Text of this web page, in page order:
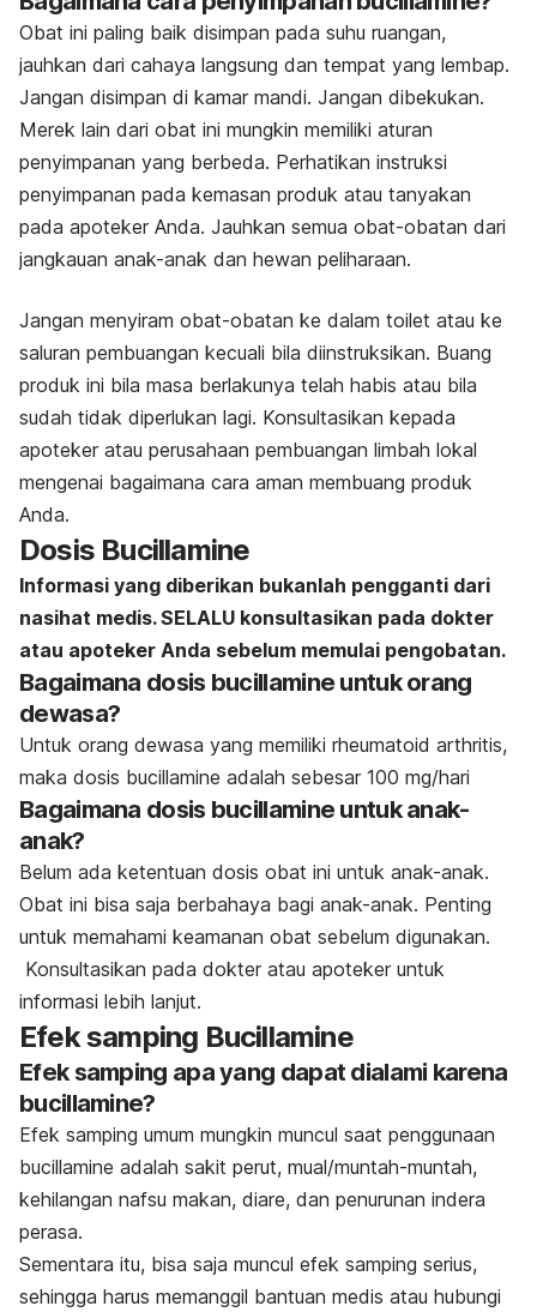
Obat ini paling baik disimpan pada suhu ruangan,
jauhkan dari cahaya langsung dan tempat yang lembap.
Jangan disimpan di kamar mandi. Jangan dibekukan.
Merek lain dari obat ini mungkin memiliki aturan
penyimpanan yang berbeda. Perhatikan instruksi
penyimpanan pada kemasan produk atau tanyakan
pada apoteker Anda. Jauhkan semua obat-obatan dari
jangkauan anak-anak dan hewan peliharaan.
Jangan menyiram obat-obatan ke dalam toilet atau ke
saluran pembuangan kecuali bila diinstruksikan. Buang
produk ini bila masa berlakunya telah habis atau bila
sudah tidak diperlukan lagi. Konsultasikan kepada
apoteker atau perusahaan pembuangan limbah lokal
mengenai bagaimana cara aman membuang produk
Anda.
Dosis Bucillamine
Informasi yang diberikan bukanlah pengganti dari
nasihat medis. SELALU konsultasikan pada dokter
atau apoteker Anda sebelum memulai pengobatan.
Bagaimana dosis bucillamine untuk orang
dewasa?
Untuk orang dewasa yang memiliki rheumatoid arthritis,
maka dosis bucillamine adalah sebesar 100 mg/hari
Bagaimana dosis bucillamine untuk anak-
anak?
Belum ada ketentuan dosis obat ini untuk anak-anak.
Obat ini bisa saja berbahaya bagi anak-anak. Penting
untuk memahami keamanan obat sebelum digunakan.
Konsultasikan pada dokter atau apoteker untuk
informasi lebih lanjut.
Efek samping Bucillamine
Efek samping apa yang dapat dialami karena
bucillamine?
Efek samping umum mungkin muncul saat penggunaan
bucillamine adalah sakit perut, mual/muntah-muntah,
kehilangan nafsu makan, diare, dan penurunan indera
perasa.
Sementara itu, bisa saja muncul efek samping serius,
sehingga harus memanggil bantuan medis atau hubungi